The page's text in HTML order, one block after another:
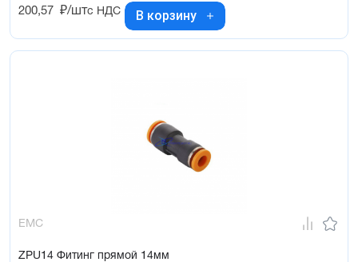
200,57 ₽/штс НДС В корзину
EMC
ZPU14 Фитинг прямой 14мм